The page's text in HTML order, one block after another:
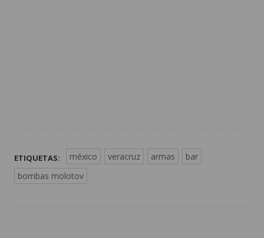
ETIQUETAS: méxico veracruz armas
bar
bombas molotov